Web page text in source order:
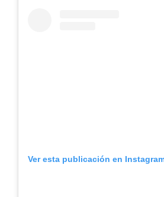
Ver esta publicación en